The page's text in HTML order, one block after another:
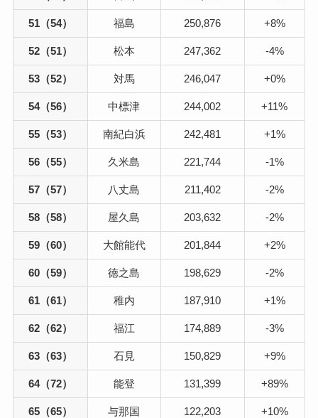
51（54） 福島 250,876 +8%
52（51） 松本 247,362 -4%
53（52） 対馬 246,047 +0%
54（56） 中標津 244,002 +11%
55（53） 南紀白浜 242,481 +1%
56（55） 久米島 221,744 -1%
57（57） 八丈島 211,402 -2%
58（58） 屋久島 203,632 -2%
59（60） 大館能代 201,844 +2%
60（59） 徳之島 198,629 -2%
61（61） 稚内 187,910 +1%
62（62） 福江 174,889 -3%
63（63） 石見 150,829 +9%
64（72） 能登 131,399 +89%
65（65） 与那国 122,203 +10%